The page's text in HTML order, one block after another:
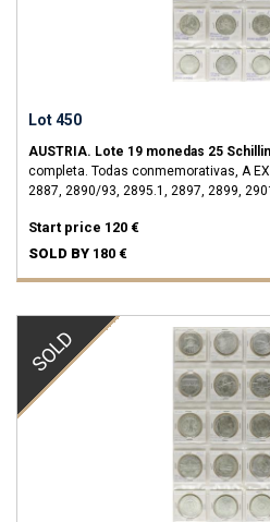
Lot 450
AUSTRIA. Lote 19 monedas 25
completa. Todas conmemorativas, A
2887, 2890/93, 2895.1, 2897, 2899,
Start price 120 €
SOLD BY 180 €
SOLD